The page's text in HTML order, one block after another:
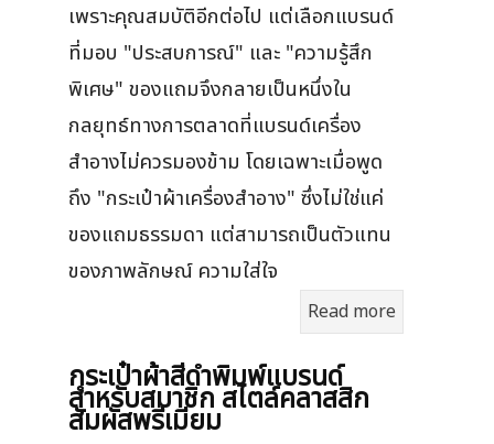
เพราะคุณสมบัติอีกต่อไป แต่เลือกแบรนด์
ที่มอบ "ประสบการณ์" และ "ความรู้สึก
พิเศษ" ของแถมจึงกลายเป็นหนึ่งใน
กลยุทธ์ทางการตลาดที่แบรนด์เครื่อง
สำอางไม่ควรมองข้าม โดยเฉพาะเมื่อพูด
ถึง "กระเป๋าผ้าเครื่องสำอาง" ซึ่งไม่ใช่แค่
ของแถมธรรมดา แต่สามารถเป็นตัวแทน
ของภาพลักษณ์ ความใส่ใจ
Read more
กระเป๋าผ้าสีดำพิมพ์แบรนด์
สำหรับสมาชิก สไตล์คลาสสิก
สัมผัสพรีเมียม